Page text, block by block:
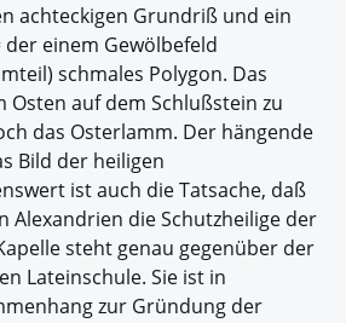
achteckigen Grundriß und ein
der einem Gewölbefeld
schmales Polygon. Das
Osten auf dem Schlußstein zu
das Osterlamm. Der hängende
Bild der heiligen
ist auch die Tatsache, daß
Alexandrien die Schutzheilige der
steht genau gegenüber der
Lateinschule. Sie ist in
zur Gründung der